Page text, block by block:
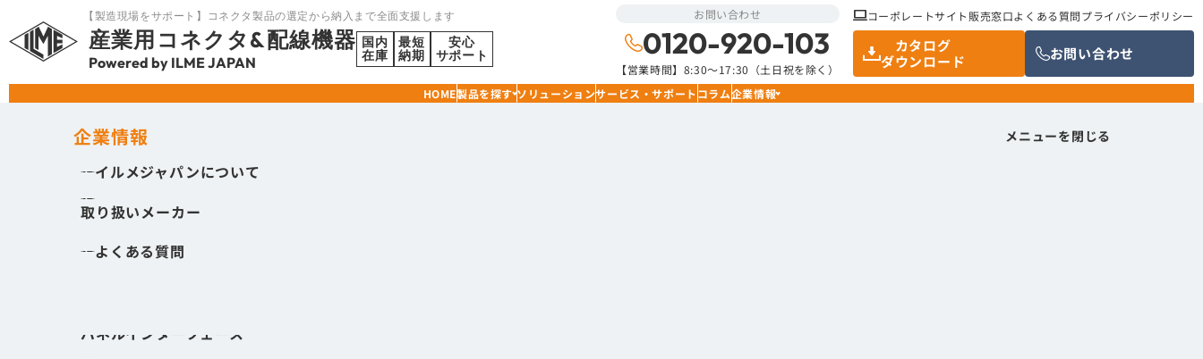
【製造現場をサポート】コネクタ製品の選定から納入まで全面支援します
産業用コネクタ&配線機器
Powered by ILME JAPAN
国内
在庫
最短
納期
安心
サポート
お問い合わせ
0120-920-103
【営業時間】8:30〜17:30（土日祝を除く）
カタログ
ダウンロード
お問い合わせ
HOME製品を探す
製品を探す メニューを閉じる
角型コネクタ
丸型コネクタ
I/Oモジュール
パネルインターフェース
ソリューションサービス・サポートコラム企業情報
企業情報 メニューを閉じる
イルメジャパンについて
取り扱いメーカー
よくある質問
コーポレートサイト 販売窓口よくある質問プライバシーポリシー